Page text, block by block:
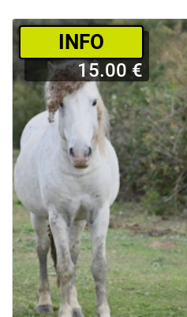
­INFO
15.00 €